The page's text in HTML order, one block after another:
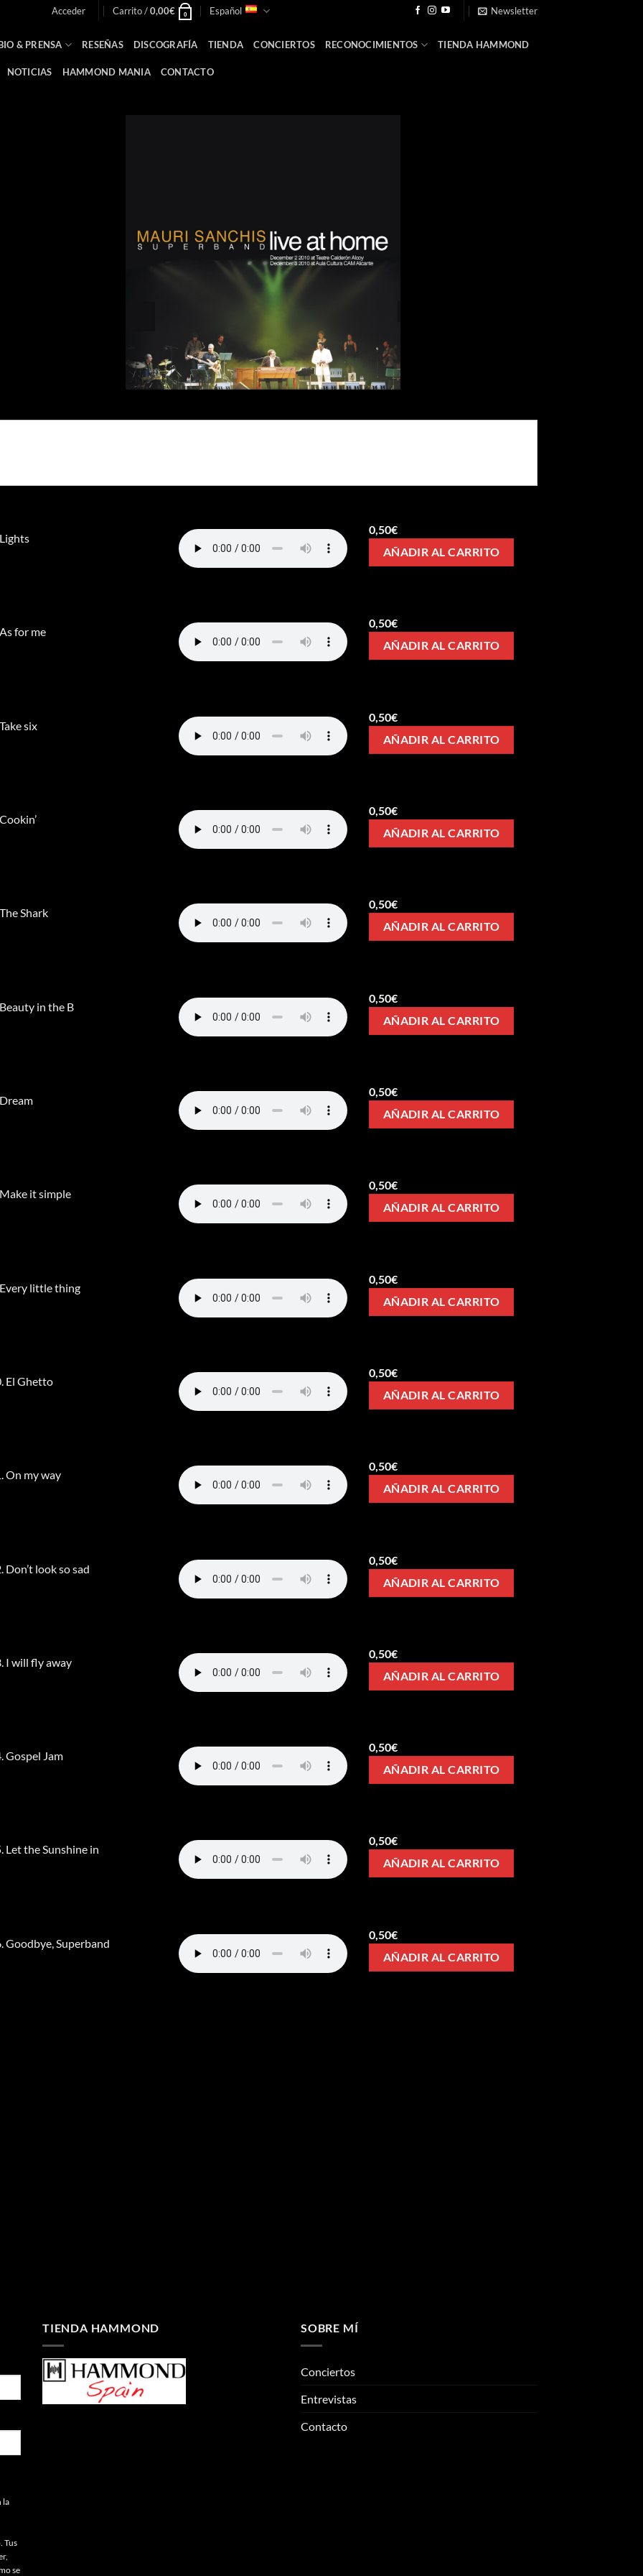
Acceder Carrito /0,00€ 0 Español Newsletter
& PRENSA RESEÑAS DISCOGRAFÍA TIENDA CONCIERTOS RECONOCIMIENTOS TIENDA HAMMOND
NOTICIAS HAMMOND MANIA CONTACTO
0,50€
AÑADIR AL CARRITO
for me
0,50€
AÑADIR AL CARRITO
six
0,50€
AÑADIR AL CARRITO
0,50€
AÑADIR AL CARRITO
Shark
0,50€
AÑADIR AL CARRITO
in the B
0,50€
AÑADIR AL CARRITO
0,50€
AÑADIR AL CARRITO
it simple
0,50€
AÑADIR AL CARRITO
little thing
0,50€
AÑADIR AL CARRITO
El Ghetto
0,50€
AÑADIR AL CARRITO
On my way
0,50€
AÑADIR AL CARRITO
Don’t look so sad
0,50€
AÑADIR AL CARRITO
I will fly away
0,50€
AÑADIR AL CARRITO
Gospel Jam
0,50€
AÑADIR AL CARRITO
Let the Sunshine in
0,50€
AÑADIR AL CARRITO
Goodbye, Superband
0,50€
AÑADIR AL CARRITO
la
Tus
se
TIENDA HAMMOND SOBRE MÍ
Conciertos
Entrevistas
Contacto